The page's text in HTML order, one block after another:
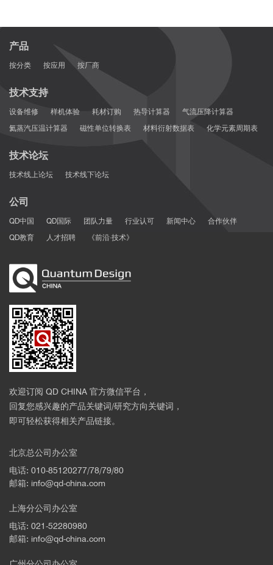
产品
按分类 按应用 按厂商
技术支持
设备维修 样机体验 耗材订购 热导计算器
气流压降计算器
氦蒸汽压温计算器
磁性单位转换表 材料衍射数据表 化学元素周期表
技术论坛
技术线上论坛 技术线下论坛
公司
QD中国 QD国际 团队力量 行业认可 新闻中心
合作伙伴
QD教育
人才招聘 《前沿·技术》
欢迎订阅 QD CHINA 官方微信平台，
回复您感兴趣的产品关键词/研究方向关键词，
即可轻松获得相关产品链接。
北京总公司办公室
电话: 010-85120277/78/79/80
邮箱: info@qd-china.com
上海分公司办公室
电话: 021-52280980
邮箱: info@qd-china.com